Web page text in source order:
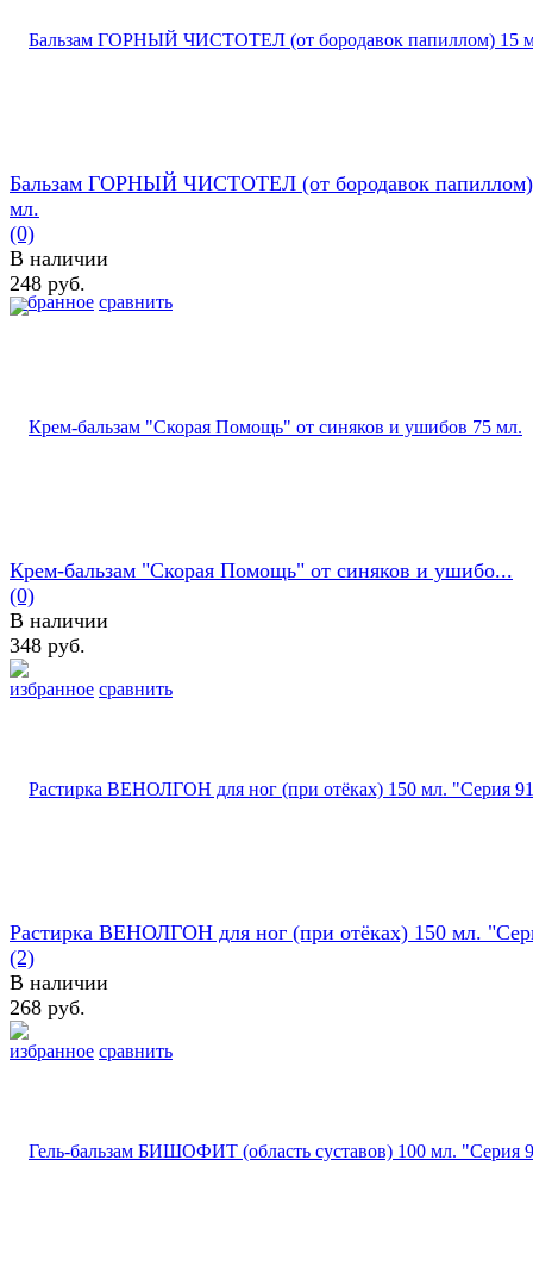
избранное сравнить
Бальзам ГОРНЫЙ ЧИСТОТЕЛ (от бородавок
мл.
(0)
В наличии
248 руб.
избранное сравнить
Крем-бальзам "Скорая Помощь" от синяков и ушибо...
(0)
В наличии
348 руб.
избранное сравнить
Растирка ВЕНОЛГОН для ног (при отёках) 150 мл.
(2)
В наличии
268 руб.